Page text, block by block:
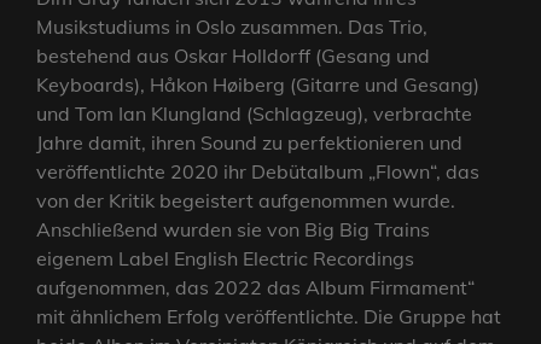
Musikstudiums in Oslo zusammen. Das Trio,
bestehend aus Oskar Holldorff (Gesang und
Keyboards), Håkon Høiberg (Gitarre und Gesang)
und Tom Ian Klungland (Schlagzeug), verbrachte
Jahre damit, ihren Sound zu perfektionieren und
veröffentlichte 2020 ihr Debütalbum „Flown“, das
von der Kritik begeistert aufgenommen wurde.
Anschließend wurden sie von Big Big Trains
eigenem Label English Electric Recordings
aufgenommen, das 2022 das Album Firmament“
mit ähnlichem Erfolg veröffentlichte. Die Gruppe hat